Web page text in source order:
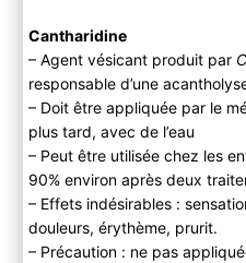
Cantharidine
– Agent vésicant produit par
responsable d’une
– Doit être appliquée par le
plus tard, avec de l’eau
– Peut être utilisée chez les
90% environ après deux
– Effets indésirables :
douleurs, érythème, prurit.
– Précaution : ne pas